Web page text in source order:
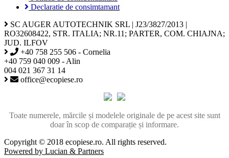
Declaratie de consimtamant
SC AUGER AUTOTECHNIK SRL | J23/3827/2013 |
RO32608422, STR. ITALIA; NR.11; PARTER, COM. CHIAJNA;
JUD. ILFOV
+40 758 255 506 - Cornelia
+40 759 040 009 - Alin
004 021 367 31 14
office@ecopiese.ro
Toate numerele, mărcile și modelele originale de pe acest site sunt
doar în scop de comparație și informare.
Copyright © 2018 ecopiese.ro. All rights reserved.
Powered by Lucian & Partners